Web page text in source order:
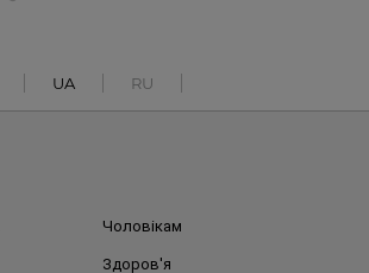
UA RU
Чоловікам
Здоров'я